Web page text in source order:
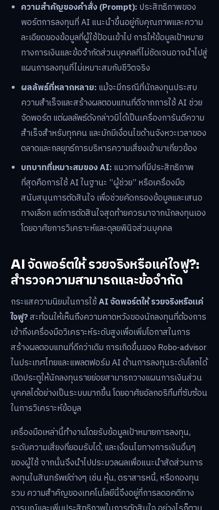
ความสำคัญของคำสั่ง (Prompt): ประสิทธิภาพของ
พอร์ตการลงทุนที่ AI แนะนำขึ้นอยู่กับคุณภาพและความ
ละเอียดของข้อมูลที่ผู้ใช้ป้อนเข้าไป การให้ข้อมูลเป้าหมาย
ทางการเงินและข้อจำกัดส่วนบุคคลที่ไม่ชัดเจนอาจนำไปสู่
แผนการลงทุนที่ไม่เหมาะสมกับชีวิตจริง
ผลลัพธ์ที่หลากหลาย: แม้จะมีกรณีที่นักลงทุนประสบ
ความสำเร็จและสร้างผลตอบแทนที่ดีจากการใช้ AI ช่วย
จัดพอร์ต แต่ผลลัพธ์ดังกล่าวมิได้เป็นเครื่องการันตีความ
สำเร็จสำหรับทุกคน และมักมีเงื่อนไขด้านจังหวะเวลาของ
ตลาดและกลยุทธ์การบริหารความเสี่ยงเข้ามาเกี่ยวข้อง
บทบาทที่เหมาะสมของ AI: แนวทางที่มีประสิทธิภาพ
ที่สุดคือการใช้ AI ในฐานะ “ผู้ช่วย” หรือเครื่องมือ
สนับสนุนการตัดสินใจ เพื่อช่วยคัดกรองข้อมูลและเสนอ
ทางเลือก แต่การตัดสินใจสุดท้ายควรมาจากนักลงทุนเอง
โดยอาศัยการวิเคราะห์และดุลยพินิจส่วนบุคคล
AI จัดพอร์ตให้ รวยจริงหรือแค่ใจฟู?:
สำรวจความสามารถและข้อจำกัด
กระแสความนิยมในการใช้AI จัดพอร์ตให้ รวยจริงหรือแค่
ใจฟู?สะท้อนให้เห็นถึงความคาดหวังของนักลงทุนที่ต้องการ
เข้าถึงเครื่องมือวิเคราะห์ระดับสูงเพื่อเพิ่มโอกาสในการ
สร้างผลตอบแทนที่ดีกว่าเดิม การเกิดขึ้นของ Robo-advisor
ในประเทศไทยและแพลตฟอร์ม AI ด้านการลงทุนระดับโลกได้
เปิดประตูให้นักลงทุนรายย่อยสามารถวางแผนการเงินส่วน
บุคคลได้อย่างเป็นระบบมากขึ้น โดยอาศัยอัลกอริทึมที่ซับซ้อน
ในการวิเคราะห์ข้อมูล
เครื่องมือเหล่านี้ทำงานโดยรับข้อมูลเป้าหมายการลงทุน,
ระดับความเสี่ยงที่ยอมรับได้, และเงื่อนไขทางการเงินอื่นๆ
ของผู้ใช้ จากนั้นจึงนำไปประมวลผลเพื่อแนะนำสัดส่วนการ
ลงทุนในสินทรัพย์ต่างๆ เช่น หุ้น, ตราสารหนี้, หรือกองทุน
รวม ความสำคัญของเทคโนโลยีนี้จึงอยู่ที่การลดอคติทาง